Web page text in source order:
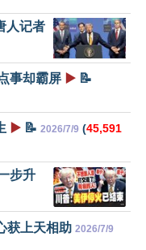
人记者
事却霸屏 ▶️ 📝
▶️ 📝 2026/7/9 (45,591
步升
获上天相助 2026/7/9